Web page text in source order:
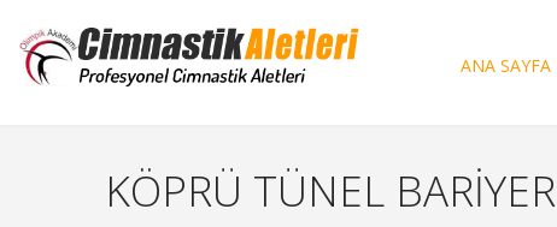
ANA SAYFA
KÖPRÜ TÜNEL BARİYER